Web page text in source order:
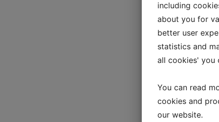
including
about you for
better user
statistics and
all cookies' you
You can read
cookies and
our website.